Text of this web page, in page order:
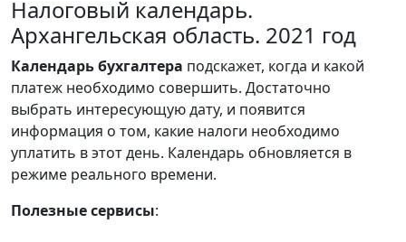
Налоговый календарь.
Архангельская область. 2021 год
Календарьбухгалтера подскажет, когда и какой
платеж необходимо совершить. Достаточно
выбрать интересующую дату, и появится
информация о том, какие налоги необходимо
уплатить в этот день. Календарь обновляется в
режиме реального времени.
Полезные сервисы: